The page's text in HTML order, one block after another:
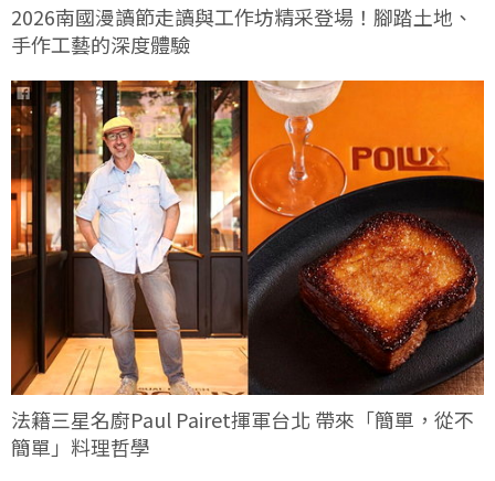
2026南國漫讀節走讀與工作坊精采登場！腳踏土地、
手作工藝的深度體驗
法籍三星名廚Paul Pairet揮軍台北 帶來「簡單，從不
簡單」料理哲學